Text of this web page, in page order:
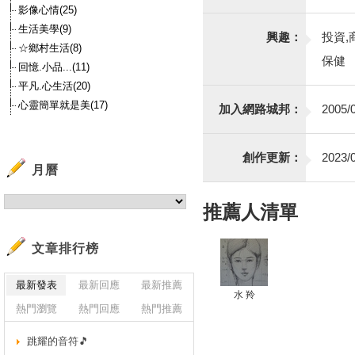
興趣：
投資,
保健
加入網路城邦： 2005/
創作更新： 2023/
推薦人清單
水 羚
影像心情(25)
生活美學(9)
☆鄉村生活(8)
回憶.小品...(11)
平凡.心生活(20)
心靈簡單就是美(17)
月曆
文章排行榜
最新發表 最新回應
最新推薦
熱門瀏覽
熱門回應 熱門推薦
跳耀的音符🎵